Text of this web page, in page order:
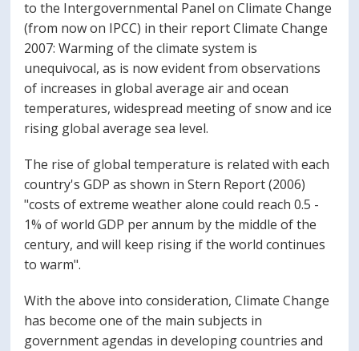
to the Intergovernmental Panel on Climate Change
(from now on IPCC) in their report Climate Change
2007: Warming of the climate system is
unequivocal, as is now evident from observations
of increases in global average air and ocean
temperatures, widespread meeting of snow and ice
rising global average sea level.
The rise of global temperature is related with each
country's GDP as shown in Stern Report (2006)
"costs of extreme weather alone could reach 0.5 -
1% of world GDP per annum by the middle of the
century, and will keep rising if the world continues
to warm".
With the above into consideration, Climate Change
has become one of the main subjects in
government agendas in developing countries and